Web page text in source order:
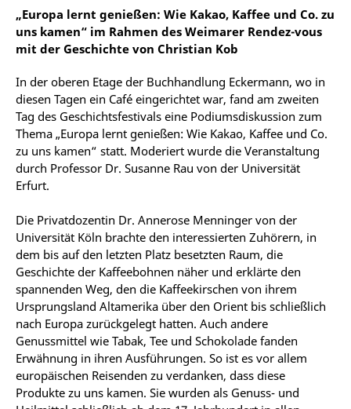
„Europa lernt genießen: Wie Kakao, Kaffee und Co. zu
uns kamen“ im Rahmen des Weimarer Rendez-vous
mit der Geschichte von Christian Kob
In der oberen Etage der Buchhandlung Eckermann, wo in
diesen Tagen ein Café eingerichtet war, fand am zweiten
Tag des Geschichtsfestivals eine Podiumsdiskussion zum
Thema „Europa lernt genießen: Wie Kakao, Kaffee und Co.
zu uns kamen“ statt. Moderiert wurde die Veranstaltung
durch Professor Dr. Susanne Rau von der Universität
Erfurt.
Die Privatdozentin Dr. Annerose Menninger von der
Universität Köln brachte den interessierten Zuhörern, in
dem bis auf den letzten Platz besetzten Raum, die
Geschichte der Kaffeebohnen näher und erklärte den
spannenden Weg, den die Kaffeekirschen von ihrem
Ursprungsland Altamerika über den Orient bis schließlich
nach Europa zurückgelegt hatten. Auch andere
Genussmittel wie Tabak, Tee und Schokolade fanden
Erwähnung in ihren Ausführungen. So ist es vor allem
europäischen Reisenden zu verdanken, dass diese
Produkte zu uns kamen. Sie wurden als Genuss- und